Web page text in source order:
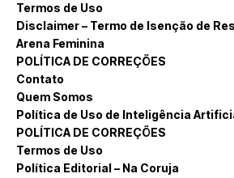
Termos de Uso
Disclaimer – Termo de Isenção de
Arena Feminina
POLÍTICA DE CORREÇÕES
Contato
Quem Somos
Política de Uso de Inteligência
POLÍTICA DE CORREÇÕES
Termos de Uso
Política Editorial – Na Coruja